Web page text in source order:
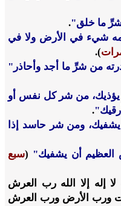
شرِّ ما خلق".
شيء في الأرض ولا في
).
من شرِّ ما أجد وأحاذر"
من شر كل نفس أو
.
ومن شر حاسد إذا
العظيم أن يشفيك"
(سبع
لا إله إلا الله رب العرش
ورب الأرض ورب العرش